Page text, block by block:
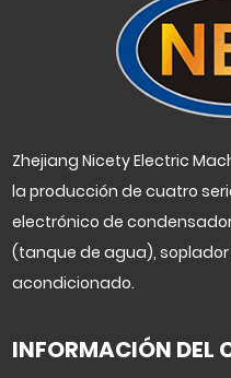
Zhejiang Nicety Electric
la producción de cuatro
electrónico de
(tanque de agua),
acondicionado.
INFORMACIÓN DEL